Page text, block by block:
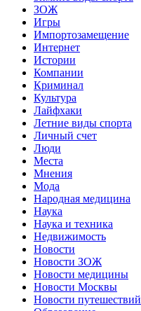
ЗОЖ
Игры
Импортозамещение
Интернет
Истории
Компании
Криминал
Культура
Лайфхаки
Летние виды спорта
Личный счет
Люди
Места
Мнения
Мода
Народная медицина
Наука
Наука и техника
Недвижимость
Новости
Новости ЗОЖ
Новости медицины
Новости Москвы
Новости путешествий